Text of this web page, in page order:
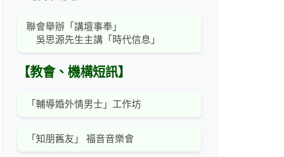
聯會舉辦「講壇事奉」
吳思源先生主講「時代信息」
【教會、機構短訊】
「輔導婚外情男士」工作坊
「知朋舊友」 福音音樂會